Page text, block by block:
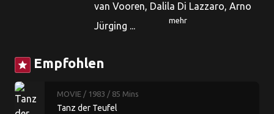
van Vooren, Dalila Di Lazzaro, Arno
Jürging ...
mehr
star Empfohlen
MOVIE / 1983 / 85 Mins
Tanz der Teufel